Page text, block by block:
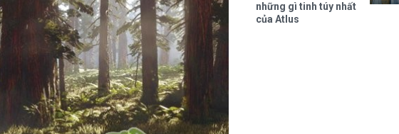
những gì tinh túy nhất
của Atlus